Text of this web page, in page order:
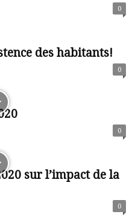
0
des habitants!
0
0
sur l’impact de la
0